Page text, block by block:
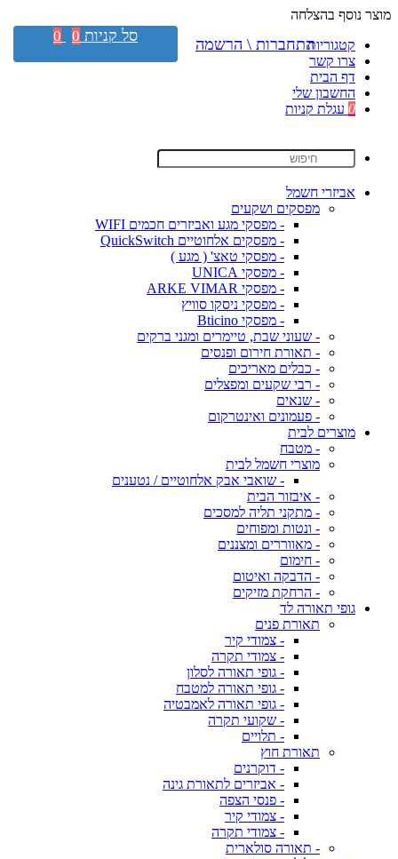
מוצר נוסף בהצלחה
קטגוריות
צרו קשר
דף הבית
החשבון שלי
0 עגלת קניות
אביזרי חשמל
מפסקים ושקעים
- מפסקי מגע ואביזרים חכמים WIFI
- מפסקים אלחוטיים QuickSwitch
- מפסקי טאצ' ( מגע )
- מפסקי UNICA
- מפסקי ARKE VIMAR
- מפסקי ניסקו סוויץ
- מפסקי Bticino
- שעוני שבת, טיימרים ומגני ברקים
- תאורת חירום ופנסים
- כבלים מאריכים
- רבי שקעים ומפצלים
- שנאים
- פעמונים ואינטרקום
מוצרים לבית
- מטבח
מוצרי חשמל לבית
- שואבי אבק אלחוטיים / נטענים
- איבזור הבית
- מתקני תליה למסכים
- ונטות ומפוחים
- מאווררים ומצננים
- חימום
- הדבקה ואיטום
- הרחקת מזיקים
גופי תאורה לד
תאורת פנים
- צמודי קיר
- צמודי תקרה
- גופי תאורה לסלון
- גופי תאורה למטבח
- גופי תאורה לאמבטיה
- שקועי תקרה
- תלויים
תאורת חוץ
- דוקרנים
- אביזרים לתאורת גינה
- פנסי הצפה
- צמודי קיר
- צמודי תקרה
- תאורה סולארית
התחברות \ הרשמה סל קניות 0
0